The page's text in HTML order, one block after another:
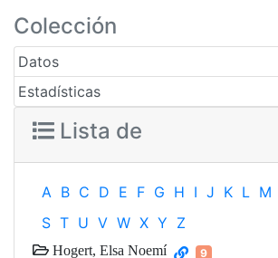
Colección
Datos
Estadísticas
Lista de
A B C D E F G H I J K L M
S T U V W X Y Z
Hogert, Elsa Noemí 9